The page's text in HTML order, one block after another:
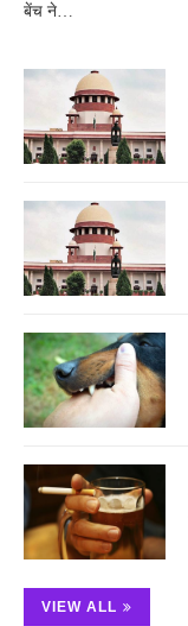
बेंच ने…
VIEW ALL